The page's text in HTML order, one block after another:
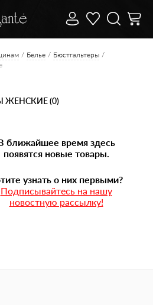
Белье
Бюстгальтеры
ЖЕНСКИЕ (0)
ближайшее время здесь
появятся новые товары.
узнать о них первыми?
Подписывайтесь на нашу
новостную рассылку!